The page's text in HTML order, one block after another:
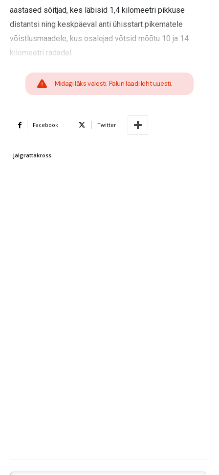
aastased sõitjad, kes läbisid 1,4 kilomeetri pikkuse
distantsi ning keskpäeval anti ühisstart pikematele
võistlusmaadele, kus osalejad võtsid mõõtu 10 ja 14
kilomeetri radadel.
Midagi läks valesti. Palun laadi leht uuesti.
Facebook Twitter
jalgrattakross